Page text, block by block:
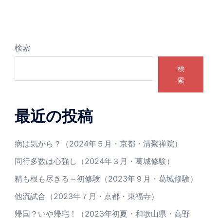
検索
検
索
最近の投稿
病は気から？（2024年５月・京都・清聚禅院）
同行多数は心強し（2024年３月・葛城修験）
精も根も尽きる～初修験（2023年９月・葛城修験）
他流試合（2023年７月・京都・東福寺）
帰国？いや帰宅！（2023年初夏・和歌山県・高野